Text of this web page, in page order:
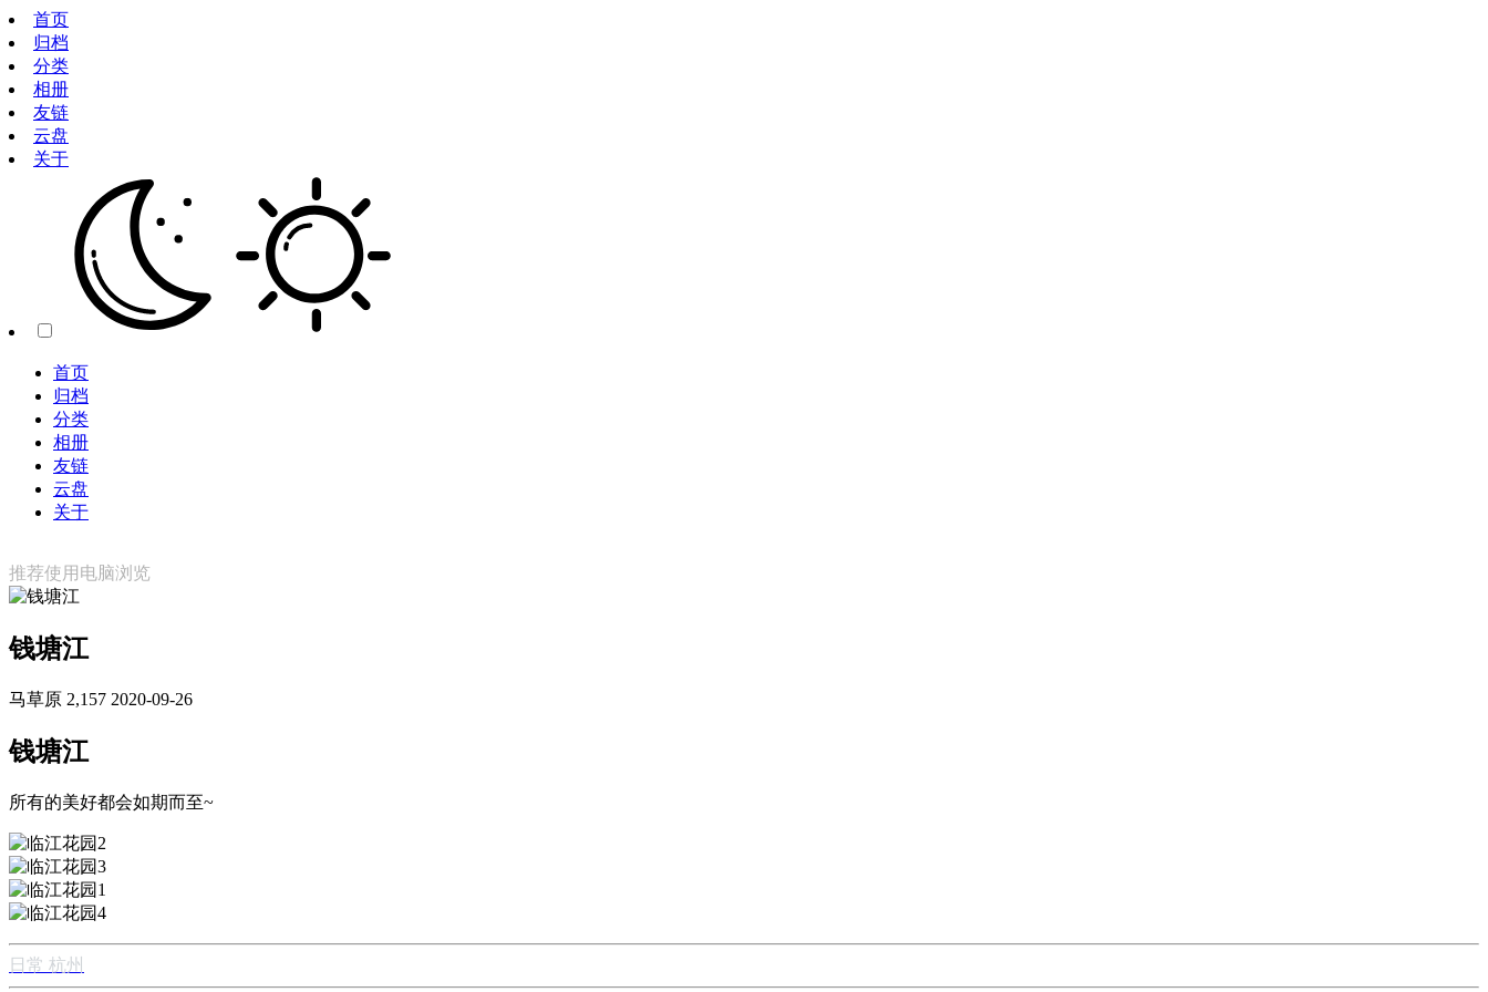
首页
归档
分类
相册
友链
云盘
关于
首页
归档
分类
相册
友链
云盘
关于
推荐使用电脑浏览
钱塘江
马草原 2,157 2020-09-26
钱塘江
所有的美好都会如期而至~
日常 杭州